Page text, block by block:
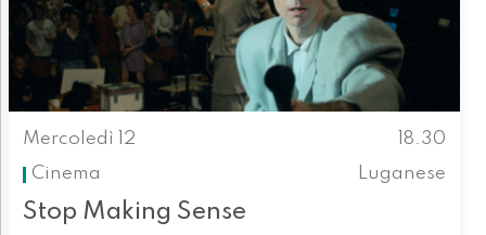
Mercoledì 12
18.30
Cinema
Luganese
Stop Making Sense